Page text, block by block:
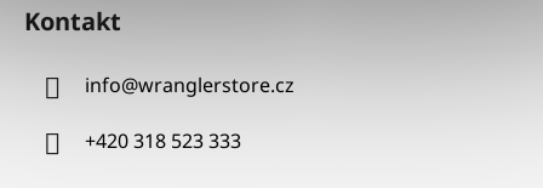
Kontakt
info@wranglerstore.cz
+420 318 523 333